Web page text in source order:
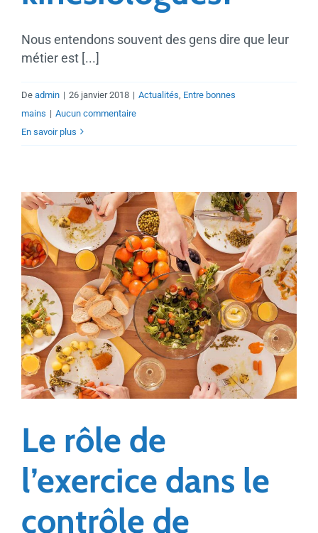
Nous entendons souvent des gens dire que leur
métier est [...]
De admin | 26 janvier 2018 | Actualités Entre bonnes
mains | Aucun commentaire
En savoir plus
Le rôle de
l’exercice dans le
contrôle de